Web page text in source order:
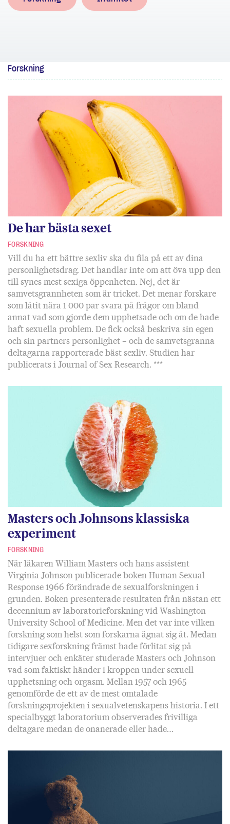
Forskning
De har bästa sexet
FORSKNING
Vill du ha ett bättre sexliv ska du fila på ett av dina
personlighetsdrag. Det handlar inte om att öva upp den
till synes mest sexiga öppenheten. Nej, det är
samvetsgrannheten som är tricket. Det menar forskare
som låtit nära 1 000 par svara på frågor om bland
annat vad som gjorde dem upphetsade och om de hade
haft sexuella problem. De fick också beskriva sin egen
och sin partners personlighet – och de samvetsgranna
deltagarna rapporterade bäst sexliv. Studien har
publicerats i Journal of Sex Research. ***
Masters och Johnsons klassiska
experiment
FORSKNING
När läkaren William Masters och hans assistent
Virginia Johnson publicerade boken Human Sexual
Response 1966 förändrade de sexualforskningen i
grunden. Boken presenterade resultaten från nästan ett
decennium av laboratorieforskning vid Washington
University School of Medicine. Men det var inte vilken
forskning som helst som forskarna ägnat sig åt. Medan
tidigare sexforskning främst hade förlitat sig på
intervjuer och enkäter studerade Masters och Johnson
vad som faktiskt händer i kroppen under sexuell
upphetsning och orgasm. Mellan 1957 och 1965
genomförde de ett av de mest omtalade
forskningsprojekten i sexualvetenskapens historia. I ett
specialbyggt laboratorium observerades frivilliga
deltagare medan de onanerade eller hade…